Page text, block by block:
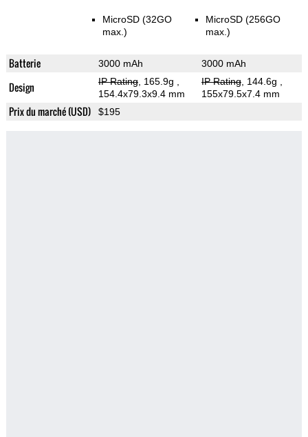
MicroSD (32GO
max.)
MicroSD (256GO
max.)
Batterie 3000 mAh 3000 mAh
Design IP Rating, 165.9g
154.4x79.3x9.4 mm
IP Rating, 144.6g
155x79.5x7.4 mm
Prix du marché (USD) $195